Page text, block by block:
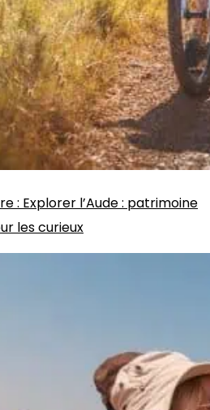
: Explorer l’Aude : patrimoine
les curieux